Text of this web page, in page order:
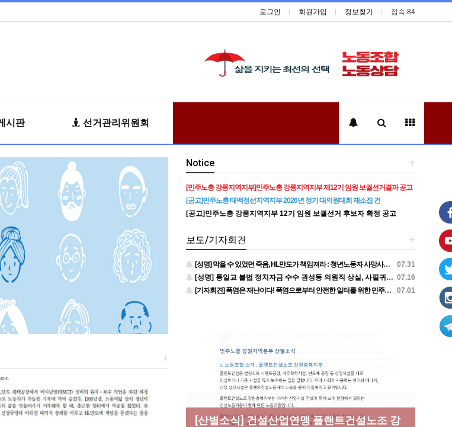
로그인 회원가입 정보찾기 접속 84
시판 선거관리위원회
+
+
Notice
[민주노총 강릉지역지부]민주노총 강릉지역지부 제12기 임원 보궐선거결과 공고
[공고]민주노총 태백정선지역지부 2026년 정기 대의원대회 재소집 건
[공고]민주노총 강릉지역지부 12기 임원 보궐선거 후보자 확정 공고
+
보도/기자회견
07.31
[성명] 막을 수 있었던 죽음, HL만도가 책임져라 : 청년노동자 사망사고의 철저한 진상규명과 재발방지 대책 마련하라
07.16
[성명] 통일교 불법 정치자금 수수 권성동 의원직 상실, 사필귀정이다
07.01
[기자회견] 폭염은 재난이다! 폭염으로부터 안전한 일터를 위한 민주노총 강원지역본부 폭염감시단 선포 기자회견
[성명] 막을 수 있었던 죽음, HL만도가 책임져
라 : 청년노동자 사망사고의 철저한 진상규명
[산별소식] 건설산업연맹 플랜트건설노조 강
[강릉,속초,원주,춘천] 폭염감시단 사업 이모
[조합원☆인터뷰] 서비스연맹 전국학교비정